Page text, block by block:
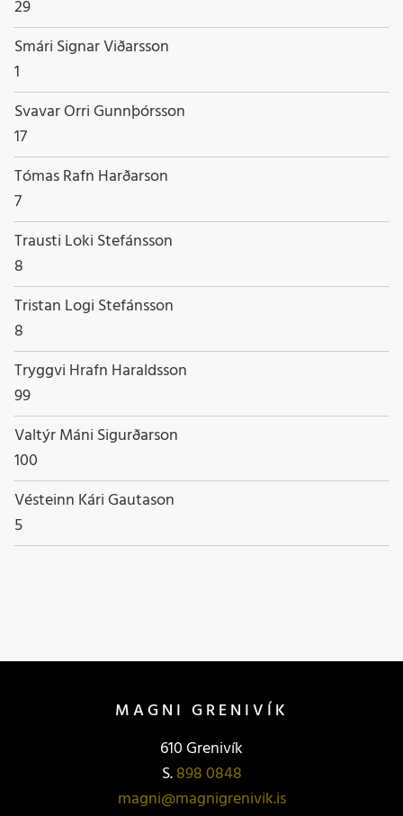
Starfsheiti
29
Nafn
Smári Signar Viðarsson
Starfsheiti
1
Nafn
Svavar Orri Gunnþórsson
Starfsheiti
17
Nafn
Tómas Rafn Harðarson
Starfsheiti
7
Nafn
Trausti Loki Stefánsson
Starfsheiti
8
Nafn
Tristan Logi Stefánsson
Starfsheiti
8
Nafn
Tryggvi Hrafn Haraldsson
Starfsheiti
99
Nafn
Valtýr Máni Sigurðarson
Starfsheiti
100
Nafn
Vésteinn Kári Gautason
Starfsheiti
5
MAGNI GRENIVÍK
610 Grenivík
S.898 0848
magni@magnigrenivik.is